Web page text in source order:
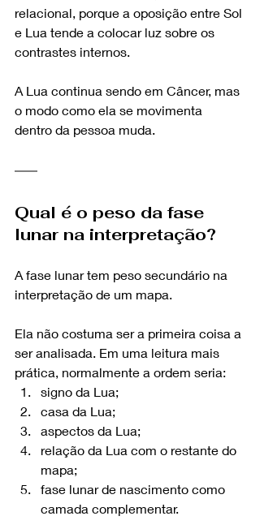
relacional, porque a oposição entre Sol
e Lua tende a colocar luz sobre os
contrastes internos.
A Lua continua sendo em Câncer, mas
o modo como ela se movimenta
dentro da pessoa muda.
Qual é o peso da fase
lunar na interpretação?
A fase lunar tem peso secundário na
interpretação de um mapa.
Ela não costuma ser a primeira coisa a
ser analisada. Em uma leitura mais
prática, normalmente a ordem seria:
signo da Lua;
casa da Lua;
aspectos da Lua;
relação da Lua com o restante do
mapa;
fase lunar de nascimento como
camada complementar.